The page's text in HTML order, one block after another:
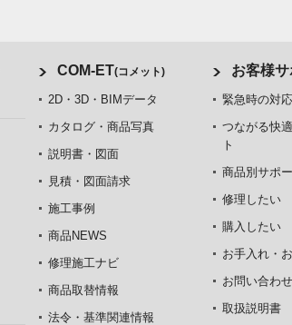
COM-ET(コメット)
2D・3D・BIMデータ
カタログ・商品写真
説明書・図面
見積・図面請求
施工事例
商品NEWS
修理施工ナビ
商品取替情報
法令・基準関連情報
お客様サ
緊急時の対
つながる快
ト
商品別サポ
修理したい
購入したい
お手入れ・
お問い合わせ
取扱説明書